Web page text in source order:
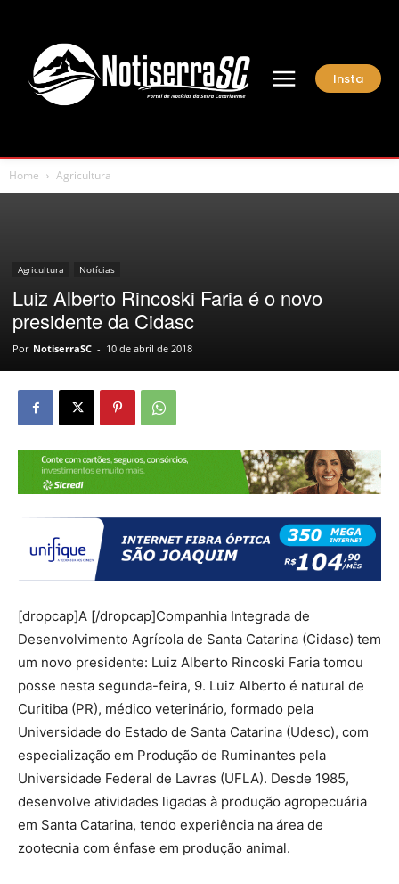
Insta
Home Agricultura
Agricultura Notícias
Luiz Alberto Rincoski Faria é o novo
presidente da Cidasc
Por NotiserraSC - 10 de abril de 2018
[dropcap]A [/dropcap]Companhia Integrada de
Desenvolvimento Agrícola de Santa Catarina (Cidasc) tem
um novo presidente: Luiz Alberto Rincoski Faria tomou
posse nesta segunda-feira, 9. Luiz Alberto é natural de
Curitiba (PR), médico veterinário, formado pela
Universidade do Estado de Santa Catarina (Udesc), com
especialização em Produção de Ruminantes pela
Universidade Federal de Lavras (UFLA). Desde 1985,
desenvolve atividades ligadas à produção agropecuária
em Santa Catarina, tendo experiência na área de
zootecnia com ênfase em produção animal.